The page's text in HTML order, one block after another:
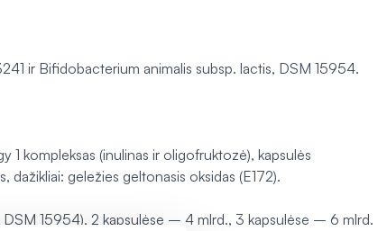
ir Bifidobacterium animalis subsp. lactis, DSM 15954.
1 kompleksas (inulinas ir oligofruktozė), kapsulės
geležies geltonasis oksidas (E172).
DSM 15954), 2 kapsulėse – 4 mlrd., 3 kapsulėse – 6 mlrd.